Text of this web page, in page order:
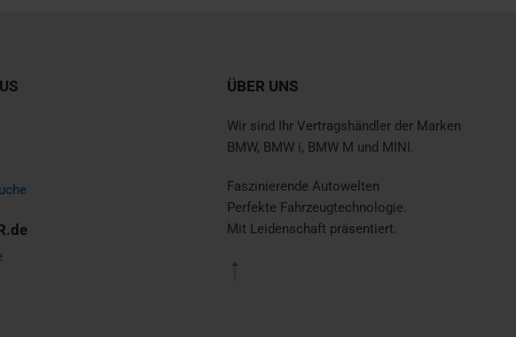
ÜBER UNS
Wir sind Ihr Vertragshändler der Marken
BMW, BMW i, BMW M und MINI.
Faszinierende Autowelten
Perfekte Fahrzeugtechnologie.
Mit Leidenschaft präsentiert.